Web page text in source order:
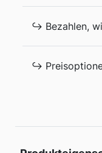
↪ Bezahlen,
↪